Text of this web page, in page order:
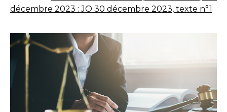
décembre 2023 : JO 30 décembre 2023, texte n°1